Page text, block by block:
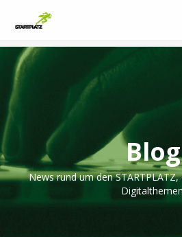
Blog
News rund um den